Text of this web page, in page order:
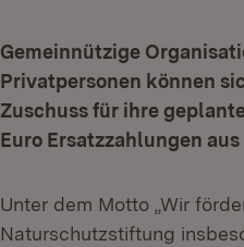
Gemeinnützige
Privatpersonen können
Zuschuss für ihre
Euro Ersatzzahlungen
Unter dem Motto „Wir
Naturschutzstiftung